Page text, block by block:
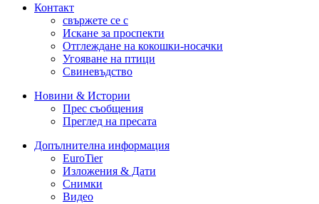
Контакт
свържете се с
Искане за проспекти
Отглеждане на кокошки-носачки
Угояване на птици
Свиневъдство
Новини & Истории
Прес съобщения
Преглед на пресата
Допълнителна информация
EuroTier
Изложения & Дати
Снимки
Видео